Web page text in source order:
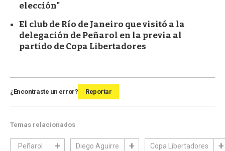
elección"
El club de Río de Janeiro que visitó a la
delegación de Peñarol en la previa al
partido de Copa Libertadores
¿Encontraste un error? Reportar
Temas relacionados
Peñarol Diego Aguirre Copa Libertadores